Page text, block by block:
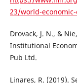
23/world-
Drovack, J. N., &
Institutional
Pub Ltd.
Linares, R. (2019).